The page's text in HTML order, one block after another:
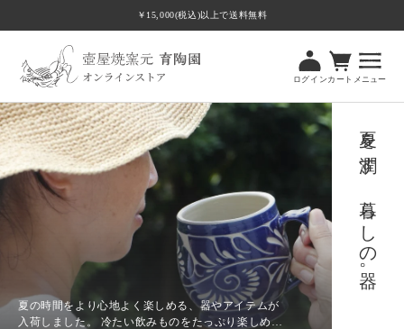
む
￥15,000(税込)以上で送料無料
ログイン カート メニュー
夏を潤す、暮らしの器。
夏の時間をより心地よく楽しめる、器やアイテムが
入荷しました。 冷たい飲みものをたっぷり楽しめる